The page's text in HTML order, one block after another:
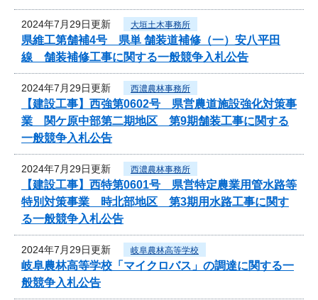
2024年7月29日更新 大垣土木事務所
県維工第舗補4号 県単 舗装道補修（一）安八平田
線 舗装補修工事に関する一般競争入札公告
2024年7月29日更新 西濃農林事務所
【建設工事】西強第0602号 県営農道施設強化対策事
業 関ケ原中部第二期地区 第9期舗装工事に関する
一般競争入札公告
2024年7月29日更新 西濃農林事務所
【建設工事】西特第0601号 県営特定農業用管水路等
特別対策事業 時北部地区 第3期用水路工事に関す
る一般競争入札公告
2024年7月29日更新 岐阜農林高等学校
岐阜農林高等学校「マイクロバス」の調達に関する一
般競争入札公告